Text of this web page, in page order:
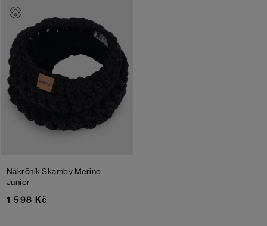
Nákrčník Skamby Merino
Junior
1 598 Kč